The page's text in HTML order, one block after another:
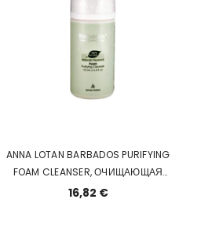
ANNA LOTAN BARBADOS PURIFYING
FOAM CLEANSER, ОЧИЩАЮЩАЯ
ПЕНКА БАРБАДОС
16,82 €